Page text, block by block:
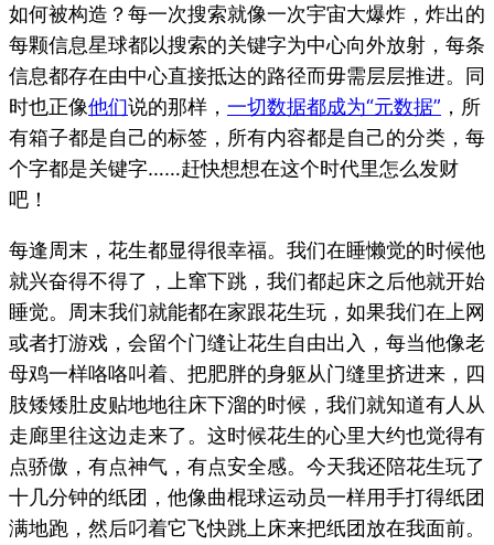
如何被构造？每一次搜索就像一次宇宙大爆炸，炸出的
每颗信息星球都以搜索的关键字为中心向外放射，每条
信息都存在由中心直接抵达的路径而毋需层层推进。同
时也正像他们说的那样， 一切数据都成为“元数据” ，所
有箱子都是自己的标签，所有内容都是自己的分类，每
个字都是关键字……赶快想想在这个时代里怎么发财
吧！
每逢周末，花生都显得很幸福。我们在睡懒觉的时候他
就兴奋得不得了，上窜下跳，我们都起床之后他就开始
睡觉。周末我们就能都在家跟花生玩，如果我们在上网
或者打游戏，会留个门缝让花生自由出入，每当他像老
母鸡一样咯咯叫着、把肥胖的身躯从门缝里挤进来，四
肢矮矮肚皮贴地地往床下溜的时候，我们就知道有人从
走廊里往这边走来了。这时候花生的心里大约也觉得有
点骄傲，有点神气，有点安全感。今天我还陪花生玩了
十几分钟的纸团，他像曲棍球运动员一样用手打得纸团
满地跑，然后叼着它飞快跳上床来把纸团放在我面前。